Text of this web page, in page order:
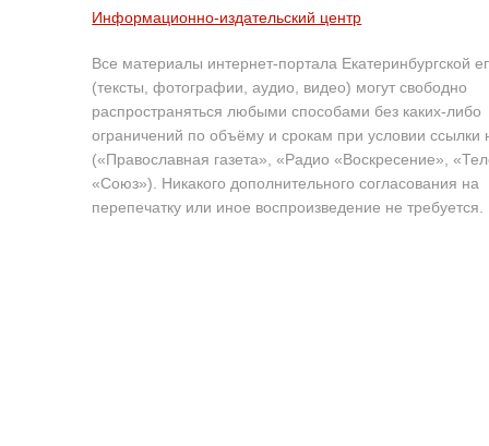
Информационно-издательский центр
Все материалы интернет-портала Екатеринбургской
(тексты, фотографии, аудио, видео) могут свободно
распространяться любыми способами без каких-либо
ограничений по объёму и срокам при условии ссылки
(«Православная газета», «Радио «Воскресение»,
«Союз»). Никакого дополнительного согласования на
перепечатку или иное воспроизведение не требуется.